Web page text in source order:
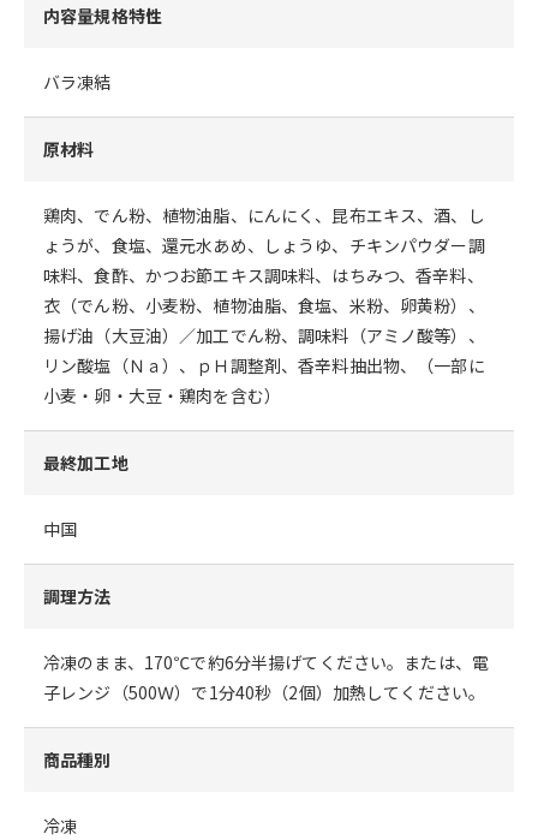
内容量規格特性
バラ凍結
原材料
鶏肉、でん粉、植物油脂、にんにく、昆布エキス、酒、し
ょうが、食塩、還元水あめ、しょうゆ、チキンパウダー調
味料、食酢、かつお節エキス調味料、はちみつ、香辛料、
衣（でん粉、小麦粉、植物油脂、食塩、米粉、卵黄粉）、
揚げ油（大豆油）／加工でん粉、調味料（アミノ酸等）、
リン酸塩（Ｎａ）、ｐＨ調整剤、香辛料抽出物、（一部に
小麦・卵・大豆・鶏肉を含む）
最終加工地
中国
調理方法
冷凍のまま、170℃で約6分半揚げてください。または、電
子レンジ（500Ｗ）で1分40秒（2個）加熱してください。
商品種別
冷凍